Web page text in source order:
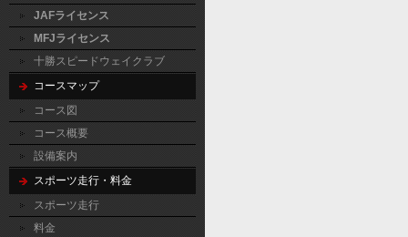
JAFライセンス
MFJライセンス
十勝スピードウェイクラブ
コースマップ
コース図
コース概要
設備案内
スポーツ走行・料金
スポーツ走行
料金